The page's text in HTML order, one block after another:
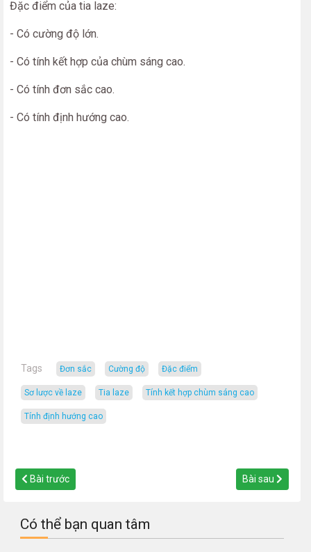
Đặc điểm của tia laze:
- Có cường độ lớn.
- Có tính kết hợp của chùm sáng cao.
- Có tính đơn sắc cao.
- Có tính định hướng cao.
Tags đơn sắc cường độ đặc điểm
sơ lược về laze tia laze tính kết hợp chùm sáng cao
tính định hướng cao
Bài trước Bài sau
Có thể bạn quan tâm